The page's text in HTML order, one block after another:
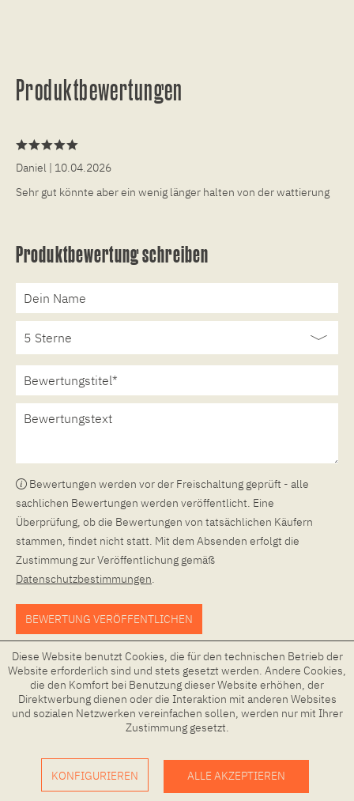
Produktbewertungen
Daniel | 10.04.2026
Sehr gut könnte aber ein wenig länger halten von der wattierung
Produktbewertung schreiben
Bewertungen werden vor der Freischaltung geprüft - alle
sachlichen Bewertungen werden veröffentlicht. Eine
Überprüfung, ob die Bewertungen von tatsächlichen Käufern
stammen, findet nicht statt. Mit dem Absenden erfolgt die
Zustimmung zur Veröffentlichung gemäß
Datenschutzbestimmungen.
BEWERTUNG VERÖFFENTLICHEN
Diese Website benutzt Cookies, die für den technischen Betrieb der
Website erforderlich sind und stets gesetzt werden. Andere Cookies,
die den Komfort bei Benutzung dieser Website erhöhen, der
Direktwerbung dienen oder die Interaktion mit anderen Websites
und sozialen Netzwerken vereinfachen sollen, werden nur mit Ihrer
Zustimmung gesetzt.
KONFIGURIEREN ALLE AKZEPTIEREN